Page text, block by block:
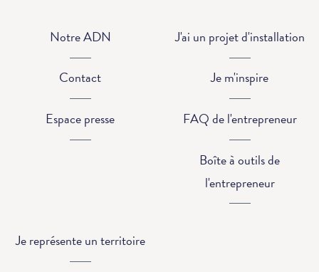
Notre ADN
Contact
Espace presse
J'ai un projet d'installation
Je m'inspire
FAQ de l'entrepreneur
Boîte à outils de
l'entrepreneur
Je représente un territoire